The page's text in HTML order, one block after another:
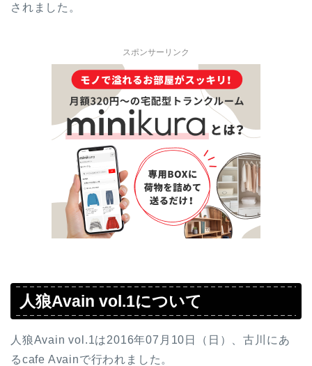
されました。
スポンサーリンク
人狼Avain vol.1について
人狼Avain vol.1は2016年07月10日（日）、古川にあ
るcafe Avainで行われました。